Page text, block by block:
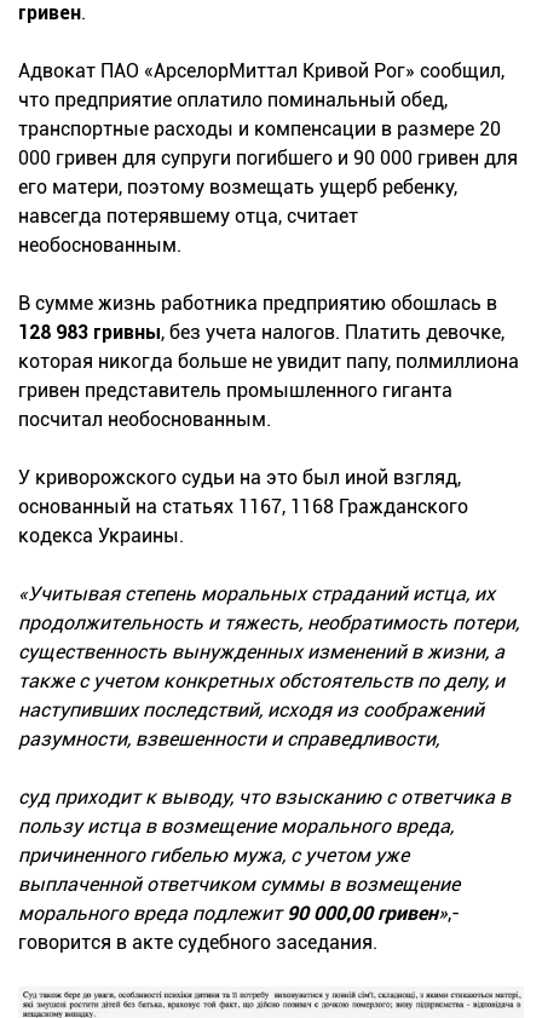
гривен.
Адвокат ПАО «АрселорМиттал Кривой Рог» сообщил,
что предприятие оплатило поминальный обед,
транспортные расходы и компенсации в размере 20
000 гривен для супруги погибшего и 90 000 гривен для
его матери, поэтому возмещать ущерб ребенку,
навсегда потерявшему отца, считает
необоснованным.
В сумме жизнь работника предприятию обошлась в
128 983 гривны, без учета налогов. Платить девочке,
которая никогда больше не увидит папу, полмиллиона
гривен представитель промышленного гиганта
посчитал необоснованным.
У криворожского судьи на это был иной взгляд,
основанный на статьях 1167, 1168 Гражданского
кодекса Украины.
«Учитывая степень моральных страданий истца, их
продолжительность и тяжесть, необратимость потери,
существенность вынужденных изменений в жизни, а
также с учетом конкретных обстоятельств по делу, и
наступивших последствий, исходя из соображений
разумности, взвешенности и справедливости,
суд приходит к выводу, что взысканию с ответчика в
пользу истца в возмещение морального вреда,
причиненного гибелью мужа, с учетом уже
выплаченной ответчиком суммы в возмещение
морального вреда подлежит 90 000,00 гривен»,-
говорится в акте судебного заседания.